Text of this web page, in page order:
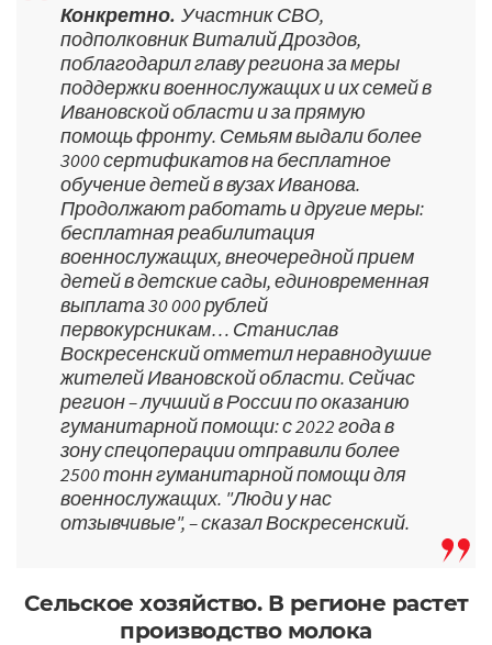
Конкретно. Участник СВО,
подполковник Виталий Дроздов,
поблагодарил главу региона за меры
поддержки военнослужащих и их семей в
Ивановской области и за прямую
помощь фронту. Семьям выдали более
3000 сертификатов на бесплатное
обучение детей в вузах Иванова.
Продолжают работать и другие меры:
бесплатная реабилитация
военнослужащих, внеочередной прием
детей в детские сады, единовременная
выплата 30 000 рублей
первокурсникам… Станислав
Воскресенский отметил неравнодушие
жителей Ивановской области. Сейчас
регион – лучший в России по оказанию
гуманитарной помощи: с 2022 года в
зону спецоперации отправили более
2500 тонн гуманитарной помощи для
военнослужащих. "Люди у нас
отзывчивые", – сказал Воскресенский.
Сельское хозяйство. В регионе растет
производство молока